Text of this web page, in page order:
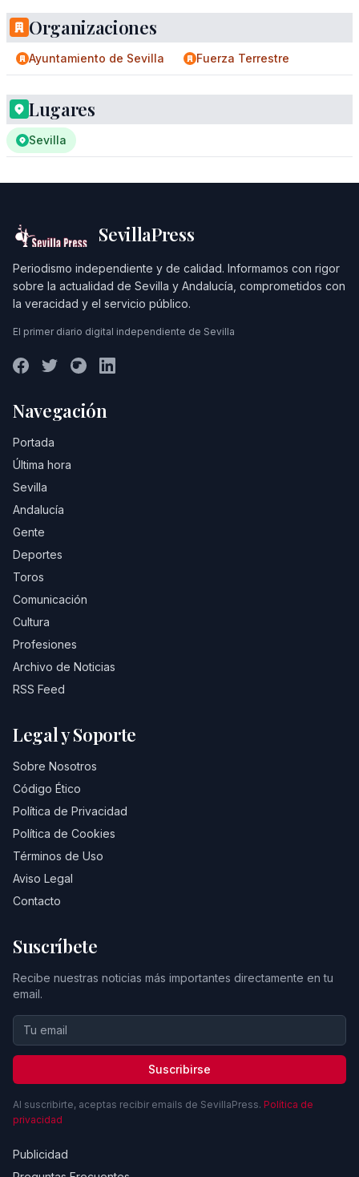
Organizaciones
Ayuntamiento de Sevilla Fuerza Terrestre
Lugares
Sevilla
SevillaPress
Periodismo independiente y de calidad. Informamos con rigor
sobre la actualidad de Sevilla y Andalucía, comprometidos con
la veracidad y el servicio público.
El primer diario digital independiente de Sevilla
Navegación
Portada
Última hora
Sevilla
Andalucía
Gente
Deportes
Toros
Comunicación
Cultura
Profesiones
Archivo de Noticias
RSS Feed
Legal y Soporte
Sobre Nosotros
Código Ético
Política de Privacidad
Política de Cookies
Términos de Uso
Aviso Legal
Contacto
Suscríbete
Recibe nuestras noticias más importantes directamente en tu
email.
Suscribirse
Al suscribirte, aceptas recibir emails de SevillaPress. Política de
privacidad
Publicidad